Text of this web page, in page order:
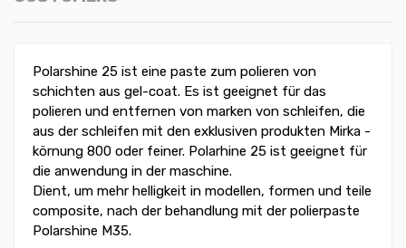
Polarshine 25 ist eine paste zum polieren von
schichten aus gel-coat. Es ist geeignet für das
polieren und entfernen von marken von schleifen, die
aus der schleifen mit den exklusiven produkten Mirka -
körnung 800 oder feiner. Polarhine 25 ist geeignet für
die anwendung in der maschine.
Dient, um mehr helligkeit in modellen, formen und teile
composite, nach der behandlung mit der polierpaste
Polarshine M35.